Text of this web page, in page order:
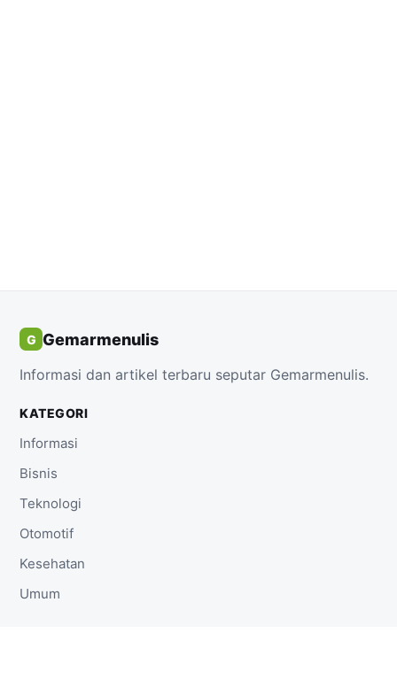
G Gemarmenulis
Informasi dan artikel terbaru seputar Gemarmenulis.
KATEGORI
Informasi
Bisnis
Teknologi
Otomotif
Kesehatan
Umum